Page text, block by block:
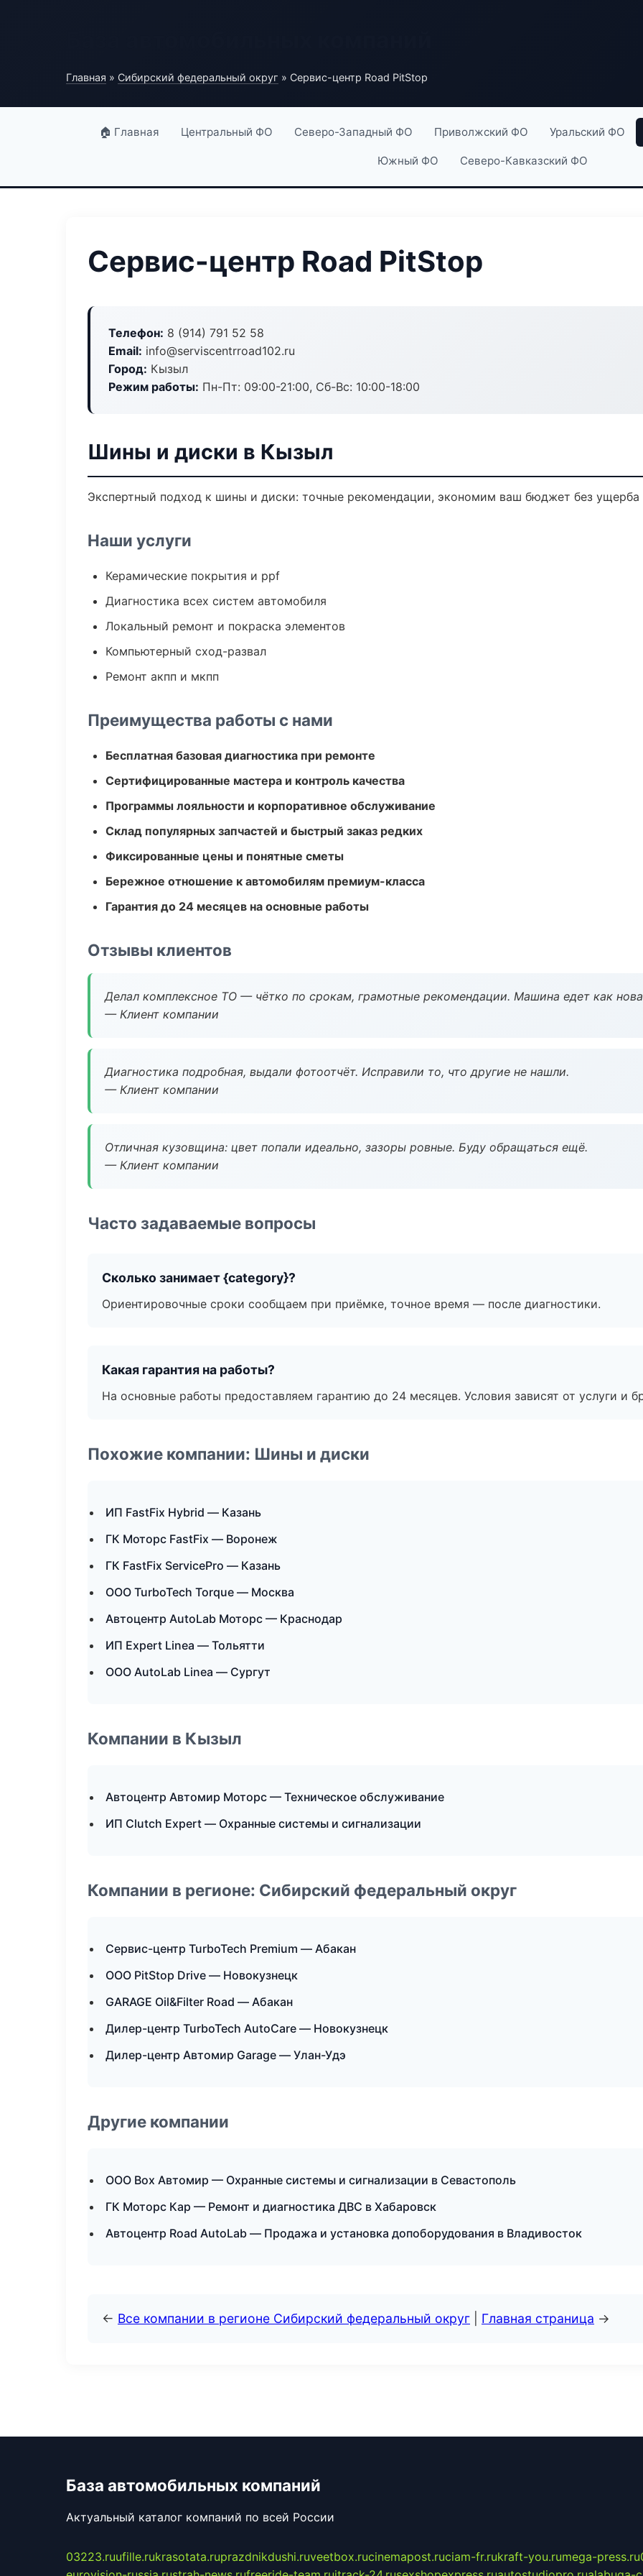
Главная » Сибирский федеральный округ » Сервис-центр Road PitStop
🏠 Главная Центральный ФО Северо-Западный ФО Приволжский ФО Уральский ФО
Южный ФО Северо-Кавказский ФО
Сервис-центр Road PitStop
Телефон: 8 (914) 791 52 58
Email: info@serviscentrroad102.ru
Город: Кызыл
Режим работы: Пн-Пт: 09:00-21:00, Сб-Вс: 10:00-18:00
Шины и диски в Кызыл
Экспертный подход к шины и диски: точные рекомендации, экономим ваш бюджет без ущерба
Наши услуги
Керамические покрытия и ppf
Диагностика всех систем автомобиля
Локальный ремонт и покраска элементов
Компьютерный сход-развал
Ремонт акпп и мкпп
Преимущества работы с нами
Бесплатная базовая диагностика при ремонте
Сертифицированные мастера и контроль качества
Программы лояльности и корпоративное обслуживание
Склад популярных запчастей и быстрый заказ редких
Фиксированные цены и понятные сметы
Бережное отношение к автомобилям премиум-класса
Гарантия до 24 месяцев на основные работы
Отзывы клиентов
Делал комплексное ТО — чётко по срокам, грамотные рекомендации. Машина едет как
— Клиент компании
Диагностика подробная, выдали фотоотчёт. Исправили то, что другие не нашли.
— Клиент компании
Отличная кузовщина: цвет попали идеально, зазоры ровные. Буду обращаться ещё.
— Клиент компании
Часто задаваемые вопросы
Сколько занимает {category}?
Ориентировочные сроки сообщаем при приёмке, точное время — после диагностики.
Какая гарантия на работы?
На основные работы предоставляем гарантию до 24 месяцев. Условия зависят от услуги и
Похожие компании: Шины и диски
ИП FastFix Hybrid — Казань
ГК Моторс FastFix — Воронеж
ГК FastFix ServicePro — Казань
ООО TurboTech Torque — Москва
Автоцентр AutoLab Моторс — Краснодар
ИП Expert Linea — Тольятти
ООО AutoLab Linea — Сургут
Компании в Кызыл
Автоцентр Автомир Моторс — Техническое обслуживание
ИП Clutch Expert — Охранные системы и сигнализации
Компании в регионе: Сибирский федеральный округ
Сервис-центр TurboTech Premium — Абакан
ООО PitStop Drive — Новокузнецк
GARAGE Oil&Filter Road — Абакан
Дилер-центр TurboTech AutoCare — Новокузнецк
Дилер-центр Автомир Garage — Улан-Удэ
Другие компании
ООО Box Автомир — Охранные системы и сигнализации в Севастополь
ГК Моторс Кар — Ремонт и диагностика ДВС в Хабаровск
Автоцентр Road AutoLab — Продажа и установка допоборудования в Владивосток
← Все компании в регионе Сибирский федеральный округ Главная страница →
База автомобильных компаний
Актуальный каталог компаний по всей России
03223.ruufille.rukrasotata.ruprazdnikdushi.ruveetbox.rucinemapost.ruciam-fr.rukraft-you.rumega-press.ru